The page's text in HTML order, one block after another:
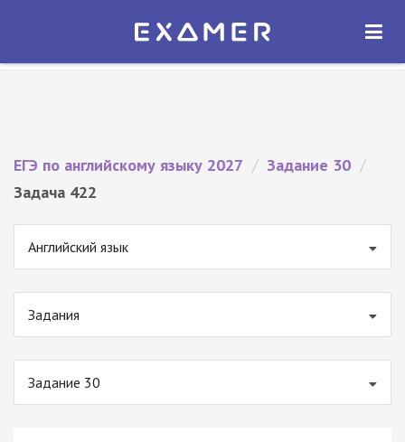
Экзамер — ЕГЭ 2027
ОТКРЫТЬ
ЕГЭ по английскому языку 2027 / Задание 30 /
Задача 422
Английский язык
Задания
Задание 30